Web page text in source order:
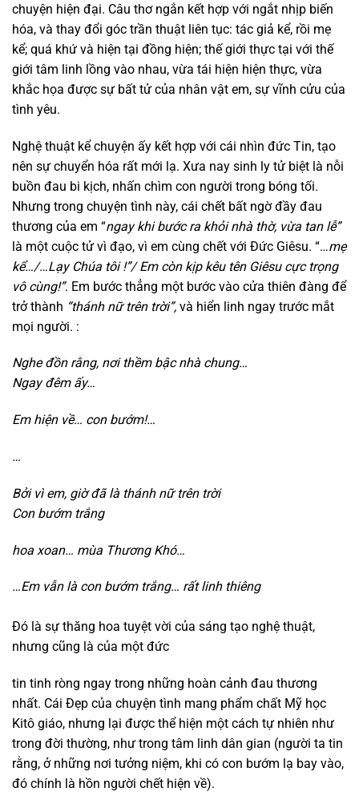
chuyện hiện đại. Câu thơ ngắn kết hợp với ngắt nhịp biến
hóa, và thay đổi góc trần thuật liên tục: tác giả kể, rồi mẹ
kể; quá khứ và hiện tại đồng hiện; thế giới thực tại với thế
giới tâm linh lồng vào nhau, vừa tái hiện hiện thực, vừa
khắc họa được sự bất tử của nhân vật em, sự vĩnh cửu của
tình yêu.
Nghệ thuật kể chuyện ấy kết hợp với cái nhìn đức Tin, tạo
nên sự chuyển hóa rất mới lạ. Xưa nay sinh ly tử biệt là nỗi
buồn đau bi kịch, nhấn chìm con người trong bóng tối.
Nhưng trong chuyện tình này, cái chết bất ngờ đầy đau
thương của em “ngay khi bước ra khỏi nhà thờ, vừa tan lễ”
là một cuộc tử vì đạo, vì em cùng chết với Đức Giêsu. “…mẹ
kể…/…Lạy Chúa tôi !”/ Em còn kịp kêu tên Giêsu cực trọng
vô cùng!”. Em bước thẳng một bước vào cửa thiên đàng để
trở thành “thánh nữ trên trời”, và hiển linh ngay trước mắt
mọi người. :
Nghe đồn rằng, nơi thềm bậc nhà chung…
Ngay đêm ấy…
Em hiện về… con bướm!…
…
Bởi vì em, giờ đã là thánh nữ trên trời
Con bướm trắng
hoa xoan… mùa Thương Khó…
…Em vẫn là con bướm trắng… rất linh thiêng
Đó là sự thăng hoa tuyệt vời của sáng tạo nghệ thuật,
nhưng cũng là của một đức
tin tinh ròng ngay trong những hoàn cảnh đau thương
nhất. Cái Đẹp của chuyện tình mang phẩm chất Mỹ học
Kitô giáo, nhưng lại được thể hiện một cách tự nhiên như
trong đời thường, như trong tâm linh dân gian (người ta tin
rằng, ở những nơi tưởng niệm, khi có con bướm lạ bay vào,
đó chính là hồn người chết hiện về).